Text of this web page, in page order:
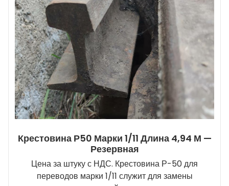
Крестовина Р50 Марки 1/11 Длина 4,94 М —
Резервная
Цена за штуку с НДС. Крестовина Р-50 для
переводов марки 1/11 служит для замены